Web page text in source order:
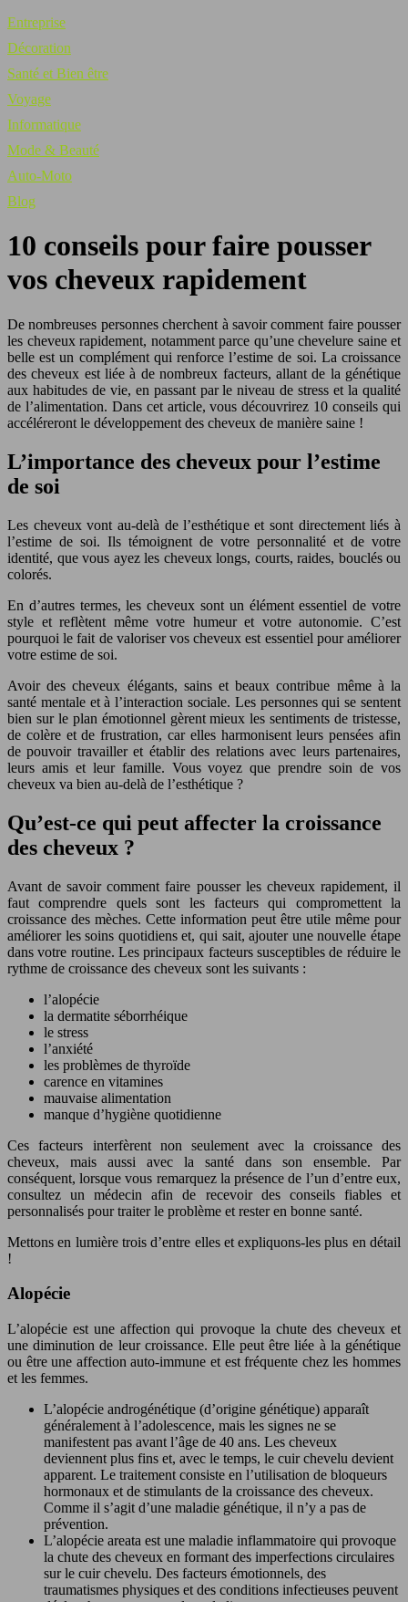
Entreprise
Décoration
Santé et Bien être
Voyage
Informatique
Mode & Beauté
Auto-Moto
Blog
10 conseils pour faire pousser
vos cheveux rapidement
De nombreuses personnes cherchent à savoir comment faire pousser
les cheveux rapidement, notamment parce qu’une chevelure saine et
belle est un complément qui renforce l’estime de soi. La croissance
des cheveux est liée à de nombreux facteurs, allant de la génétique
aux habitudes de vie, en passant par le niveau de stress et la qualité
de l’alimentation. Dans cet article, vous découvrirez 10 conseils qui
accéléreront le développement des cheveux de manière saine !
L’importance des cheveux pour l’estime
de soi
Les cheveux vont au-delà de l’esthétique et sont directement liés à
l’estime de soi. Ils témoignent de votre personnalité et de votre
identité, que vous ayez les cheveux longs, courts, raides, bouclés ou
colorés.
En d’autres termes, les cheveux sont un élément essentiel de votre
style et reflètent même votre humeur et votre autonomie. C’est
pourquoi le fait de valoriser vos cheveux est essentiel pour améliorer
votre estime de soi.
Avoir des cheveux élégants, sains et beaux contribue même à la
santé mentale et à l’interaction sociale. Les personnes qui se sentent
bien sur le plan émotionnel gèrent mieux les sentiments de tristesse,
de colère et de frustration, car elles harmonisent leurs pensées afin
de pouvoir travailler et établir des relations avec leurs partenaires,
leurs amis et leur famille. Vous voyez que prendre soin de vos
cheveux va bien au-delà de l’esthétique ?
Qu’est-ce qui peut affecter la croissance
des cheveux ?
Avant de savoir comment faire pousser les cheveux rapidement, il
faut comprendre quels sont les facteurs qui compromettent la
croissance des mèches. Cette information peut être utile même pour
améliorer les soins quotidiens et, qui sait, ajouter une nouvelle étape
dans votre routine. Les principaux facteurs susceptibles de réduire le
rythme de croissance des cheveux sont les suivants :
l’alopécie
la dermatite séborrhéique
le stress
l’anxiété
les problèmes de thyroïde
carence en vitamines
mauvaise alimentation
manque d’hygiène quotidienne
Ces facteurs interfèrent non seulement avec la croissance des
cheveux, mais aussi avec la santé dans son ensemble. Par
conséquent, lorsque vous remarquez la présence de l’un d’entre eux,
consultez un médecin afin de recevoir des conseils fiables et
personnalisés pour traiter le problème et rester en bonne santé.
Mettons en lumière trois d’entre elles et expliquons-les plus en détail
!
Alopécie
L’alopécie est une affection qui provoque la chute des cheveux et
une diminution de leur croissance. Elle peut être liée à la génétique
ou être une affection auto-immune et est fréquente chez les hommes
et les femmes.
L’alopécie androgénétique (d’origine génétique) apparaît
généralement à l’adolescence, mais les signes ne se
manifestent pas avant l’âge de 40 ans. Les cheveux
deviennent plus fins et, avec le temps, le cuir chevelu devient
apparent. Le traitement consiste en l’utilisation de bloqueurs
hormonaux et de stimulants de la croissance des cheveux.
Comme il s’agit d’une maladie génétique, il n’y a pas de
prévention.
L’alopécie areata est une maladie inflammatoire qui provoque
la chute des cheveux en formant des imperfections circulaires
sur le cuir chevelu. Des facteurs émotionnels, des
traumatismes physiques et des conditions infectieuses peuvent